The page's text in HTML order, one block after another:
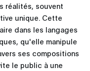
réalités, souvent
unique. Cette
dans les langages
qu'elle manipule
ses compositions
le public à une